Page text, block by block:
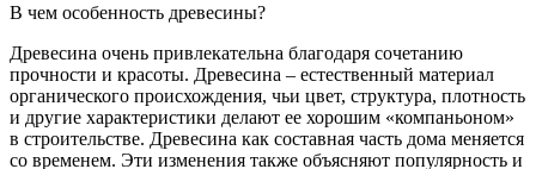
В чем особенность древесины?
Древесина очень привлекательна благодаря сочетанию
прочности и красоты. Древесина – естественный материал
органического происхождения, чьи цвет, структура, плотность
и другие характеристики делают ее хорошим «компаньоном»
в строительстве. Древесина как составная часть дома меняется
со временем. Эти изменения также объясняют популярность и